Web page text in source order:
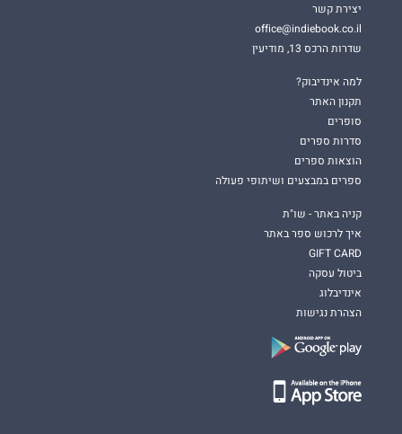
יצירת קשר
office@indiebook.co.il
שדרות הרכס 13, מודיעין
למה אינדיבוק?
תקנון האתר
סופרים
סדרות ספרים
הוצאות ספרים
ספרים במבצעים ושיתופי פעולה
קניה באתר - שו"ת
איך לרכוש ספר באתר
GIFT CARD
ביטול עסקה
אינדיבלוג
הצהרת נגישות